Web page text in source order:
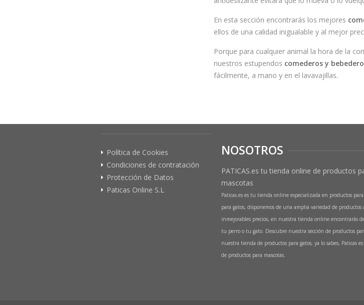
En esta sección encontrarás los mejores
ellos de una calidad inigualable y al mejor
Porque para cualquier animal la hora de la
nuestros estupendos comederos y
fácilmente, a mano y en el lavavajillas.
Política de Cookies
Condiciones de contratación
Protección de Datos
Paticas Online S.L
NOSOTROS
PATICAS.es tu tienda online de productos
mascotas
Paticas.es es tu tienda online especializada en productos
para gatos, disponemos de una amplia variedad de productos
inmejorables precios, en nuestra tienda online encontrarás
tu perro o tu gato. Descubre nuestra sección de productos
nuestra tienda de productos para gatos, ya lo sabes, Paticas
de productos para mascotas.